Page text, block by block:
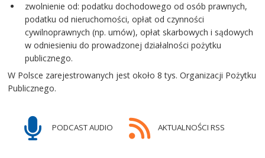
zwolnienie od: podatku dochodowego od osób prawnych,
podatku od nieruchomości, opłat od czynności
cywilnoprawnych (np. umów), opłat skarbowych i sądowych
w odniesieniu do prowadzonej działalności pożytku
publicznego.
W Polsce zarejestrowanych jest około 8 tys. Organizacji Pożytku
Publicznego.
PODCAST AUDIO AKTUALNOŚCI RSS